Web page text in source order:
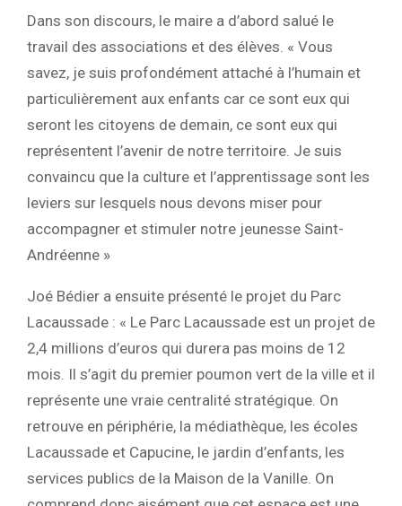
Dans son discours, le maire a d’abord salué le
travail des associations et des élèves. « Vous
savez, je suis profondément attaché à l’humain et
particulièrement aux enfants car ce sont eux qui
seront les citoyens de demain, ce sont eux qui
représentent l’avenir de notre territoire. Je suis
convaincu que la culture et l’apprentissage sont les
leviers sur lesquels nous devons miser pour
accompagner et stimuler notre jeunesse Saint-
Andréenne »
Joé Bédier a ensuite présenté le projet du Parc
Lacaussade : « Le Parc Lacaussade est un projet de
2,4 millions d’euros qui durera pas moins de 12
mois. Il s’agit du premier poumon vert de la ville et il
représente une vraie centralité stratégique. On
retrouve en périphérie, la médiathèque, les écoles
Lacaussade et Capucine, le jardin d’enfants, les
services publics de la Maison de la Vanille. On